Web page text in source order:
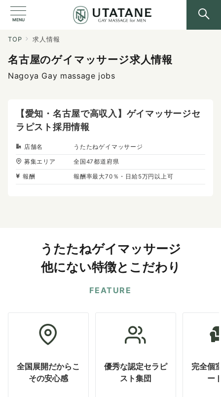
MENU
TOP 求人情報
名古屋のゲイマッサージ求人情報
Nagoya Gay massage jobs
【愛知・名古屋で高収入】ゲイマッサージセ
ラピスト採用情報
店舗名 うたたねゲイマッサージ
募集エリア 全国47都道府県
報酬 報酬率最大70％・日給5万円以上可
うたたねゲイマッサージ
他にない特徴とこだわり
FEATURE
全国展開だからこ
その安心感
優秀な認定セラピ
スト集団
完全個
ー